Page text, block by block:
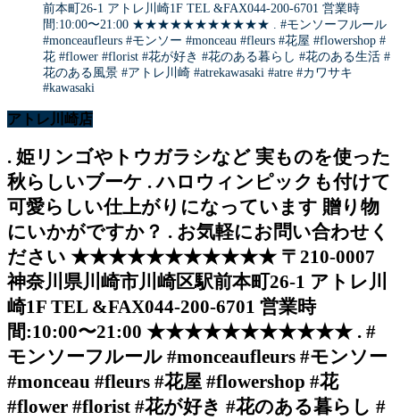
前本町26-1 アトレ川崎1F TEL &FAX044-200-6701 営業時
間:10:00〜21:00 ★★★★★★★★★★★ . #モンソーフルール
#monceaufleurs #モンソー #monceau #fleurs #花屋 #flowershop #
花 #flower #florist #花が好き #花のある暮らし #花のある生活 #
花のある風景 #アトレ川崎 #atrekawasaki #atre #カワサキ
#kawasaki
アトレ川崎店
. 姫リンゴやトウガラシなど 実ものを使った
秋らしいブーケ . ハロウィンピックも付けて
可愛らしい仕上がりになっています️ 贈り物
にいかがですか？ . お気軽にお問い合わせく
ださい ★★★★★★★★★★★ 〒210-0007
神奈川県川崎市川崎区駅前本町26-1 アトレ川
崎1F TEL &FAX044-200-6701 営業時
間:10:00〜21:00 ★★★★★★★★★★★ . #
モンソーフルール #monceaufleurs #モンソー
#monceau #fleurs #花屋 #flowershop #花
#flower #florist #花が好き #花のある暮らし #